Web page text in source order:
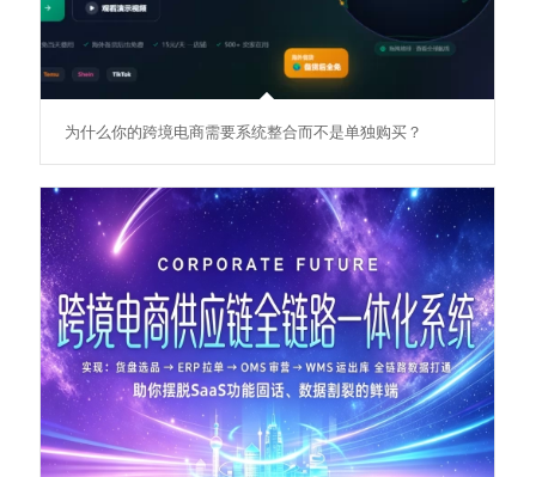
为什么你的跨境电商需要系统整合而不是单独购买？